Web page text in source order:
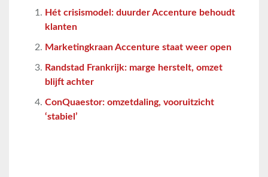
Hét crisismodel: duurder Accenture behoudt
klanten
Marketingkraan Accenture staat weer open
Randstad Frankrijk: marge herstelt, omzet
blijft achter
ConQuaestor: omzetdaling, vooruitzicht
‘stabiel’